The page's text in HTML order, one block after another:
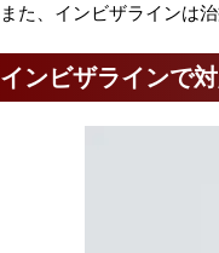
また、インビザラインは
インビザラインで